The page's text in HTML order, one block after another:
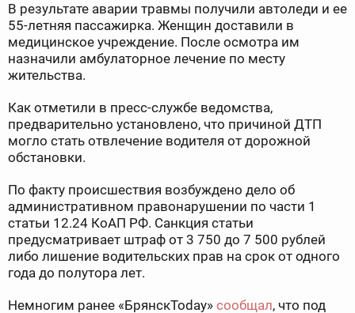
В результате аварии травмы получили автоледи и ее
55-летняя пассажирка. Женщин доставили в
медицинское учреждение. После осмотра им
назначили амбулаторное лечение по месту
жительства.
Как отметили в пресс-службе ведомства,
предварительно установлено, что причиной ДТП
могло стать отвлечение водителя от дорожной
обстановки.
По факту происшествия возбуждено дело об
административном правонарушении по части 1
статьи 12.24 КоАП РФ. Санкция статьи
предусматривает штраф от 3 750 до 7 500 рублей
либо лишение водительских прав на срок от одного
года до полутора лет.
Немногим ранее «БрянскToday» сообщал, что под